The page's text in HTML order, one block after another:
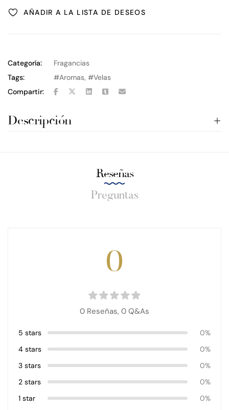
AÑADIR A LA LISTA DE DESEOS
Categoría:
Fragancias
Tags:
Aromas,
Velas
Compartir:
Descripción
Reseñas
Preguntas
0
0 Reseñas, 0 Q&As
5 stars
0%
4 stars
0%
3 stars
0%
2 stars
0%
1 star
0%